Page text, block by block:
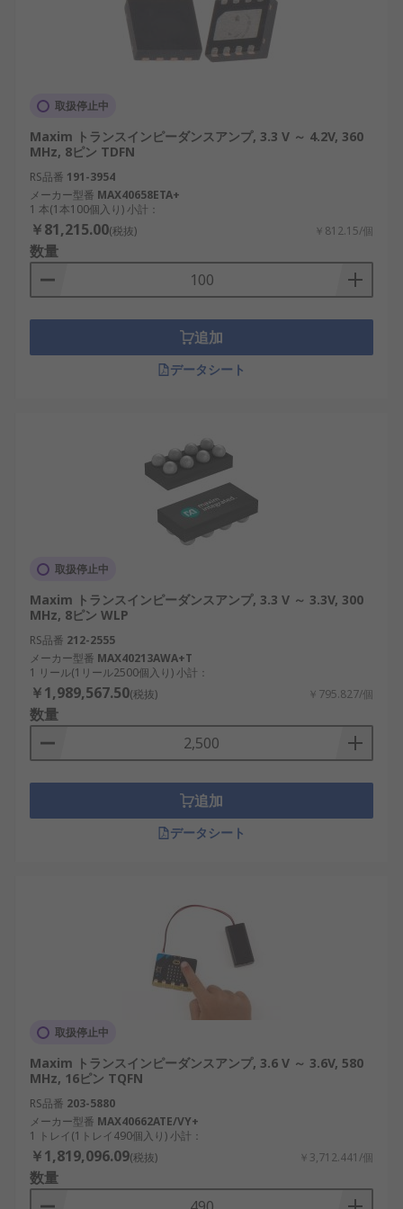
取扱停止中
Maxim トランスインピーダンスアンプ, 3.3 V ～ 4.2V, 360
MHz, 8ピン TDFN
RS品番 191-3954
メーカー型番 MAX40658ETA+
1 本(1本100個入り) 小計：
￥81,215.00(税抜) ￥812.15/個
数量
追加
データシート
取扱停止中
Maxim トランスインピーダンスアンプ, 3.3 V ～ 3.3V, 300
MHz, 8ピン WLP
RS品番 212-2555
メーカー型番 MAX40213AWA+T
1 リール(1リール2500個入り) 小計：
￥1,989,567.50(税抜) ￥795.827/個
数量
追加
データシート
取扱停止中
Maxim トランスインピーダンスアンプ, 3.6 V ～ 3.6V, 580
MHz, 16ピン TQFN
RS品番 203-5880
メーカー型番 MAX40662ATE/VY+
1 トレイ(1トレイ490個入り) 小計：
￥1,819,096.09(税抜) ￥3,712.441/個
数量